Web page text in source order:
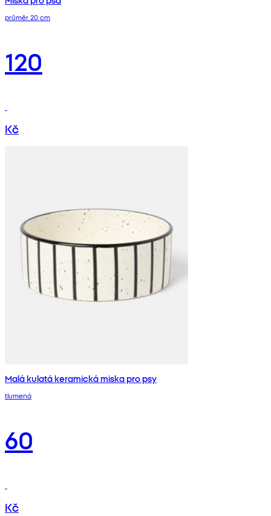
průměr 20 cm
120
Kč
Malá kulatá keramická miska pro psy
tlumená
60
Kč